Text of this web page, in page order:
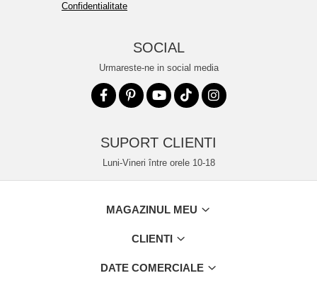
Confidentialitate
SOCIAL
Urmareste-ne in social media
SUPORT CLIENTI
Luni-Vineri între orele 10-18
MAGAZINUL MEU
CLIENTI
DATE COMERCIALE